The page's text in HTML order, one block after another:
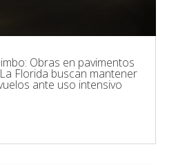
Obras en pavimentos
Florida buscan mantener
ante uso intensivo